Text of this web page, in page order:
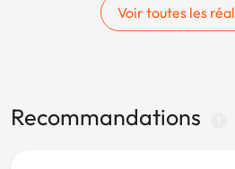
Voir toutes les
Recommandations